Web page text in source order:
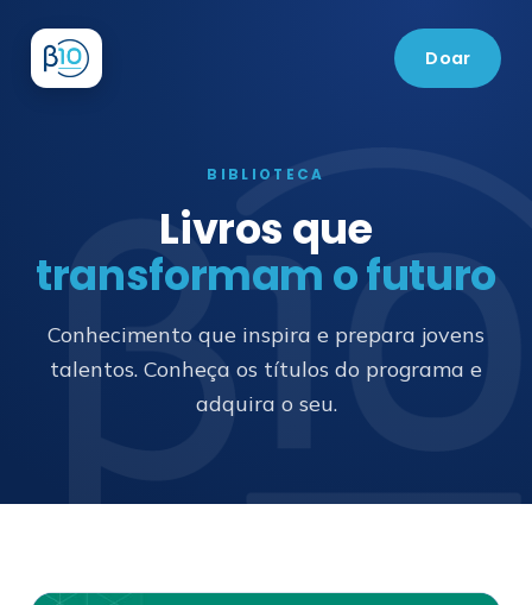
Doar
BIBLIOTECA
Livros que
transformam o futuro
Conhecimento que inspira e prepara jovens
talentos. Conheça os títulos do programa e
adquira o seu.